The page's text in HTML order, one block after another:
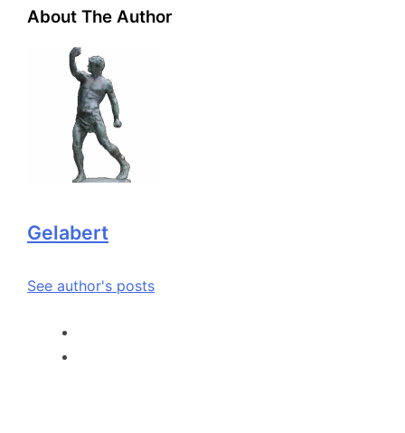
About The Author
Gelabert
See author's posts